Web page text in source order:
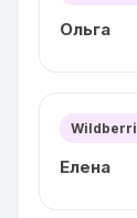
Ольга
Елена